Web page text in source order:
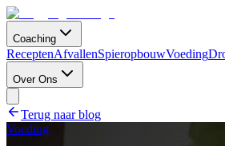
Coaching
ReceptenAfvallenSpieropbouwVoeding
Over Ons
Terug naar blog
Voeding